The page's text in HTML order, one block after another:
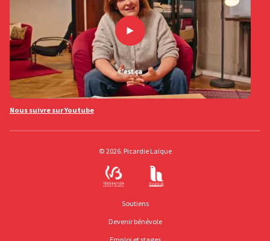
Nous suivre sur Youtube
© 2026. Picardie Laïque
Soutiens
Devenir bénévole